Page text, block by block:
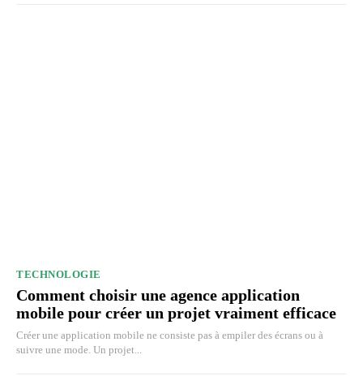
TECHNOLOGIE
Comment choisir une agence application
mobile pour créer un projet vraiment efficace
Créer une application mobile ne consiste pas à empiler des écrans ou à
suivre une mode. Un projet...